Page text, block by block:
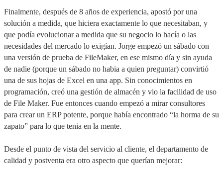
Finalmente, después de 8 años de experiencia, apostó por una
solución a medida, que hiciera exactamente lo que necesitaban, y
que podía evolucionar a medida que su negocio lo hacía o las
necesidades del mercado lo exigían. Jorge empezó un sábado con
una versión de prueba de FileMaker, en ese mismo día y sin ayuda
de nadie (porque un sábado no habia a quien preguntar) convirtió
una de sus hojas de Excel en una app. Sin conocimientos en
programación, creó una gestión de almacén y vio la facilidad de uso
de File Maker. Fue entonces cuando empezó a mirar consultores
para crear un ERP potente, porque había encontrado “la horma de su
zapato” para lo que tenia en la mente.
Desde el punto de vista del servicio al cliente, el departamento de
calidad y postventa era otro aspecto que querían mejorar: